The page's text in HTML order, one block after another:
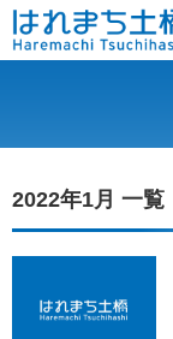
2022年1月 一覧